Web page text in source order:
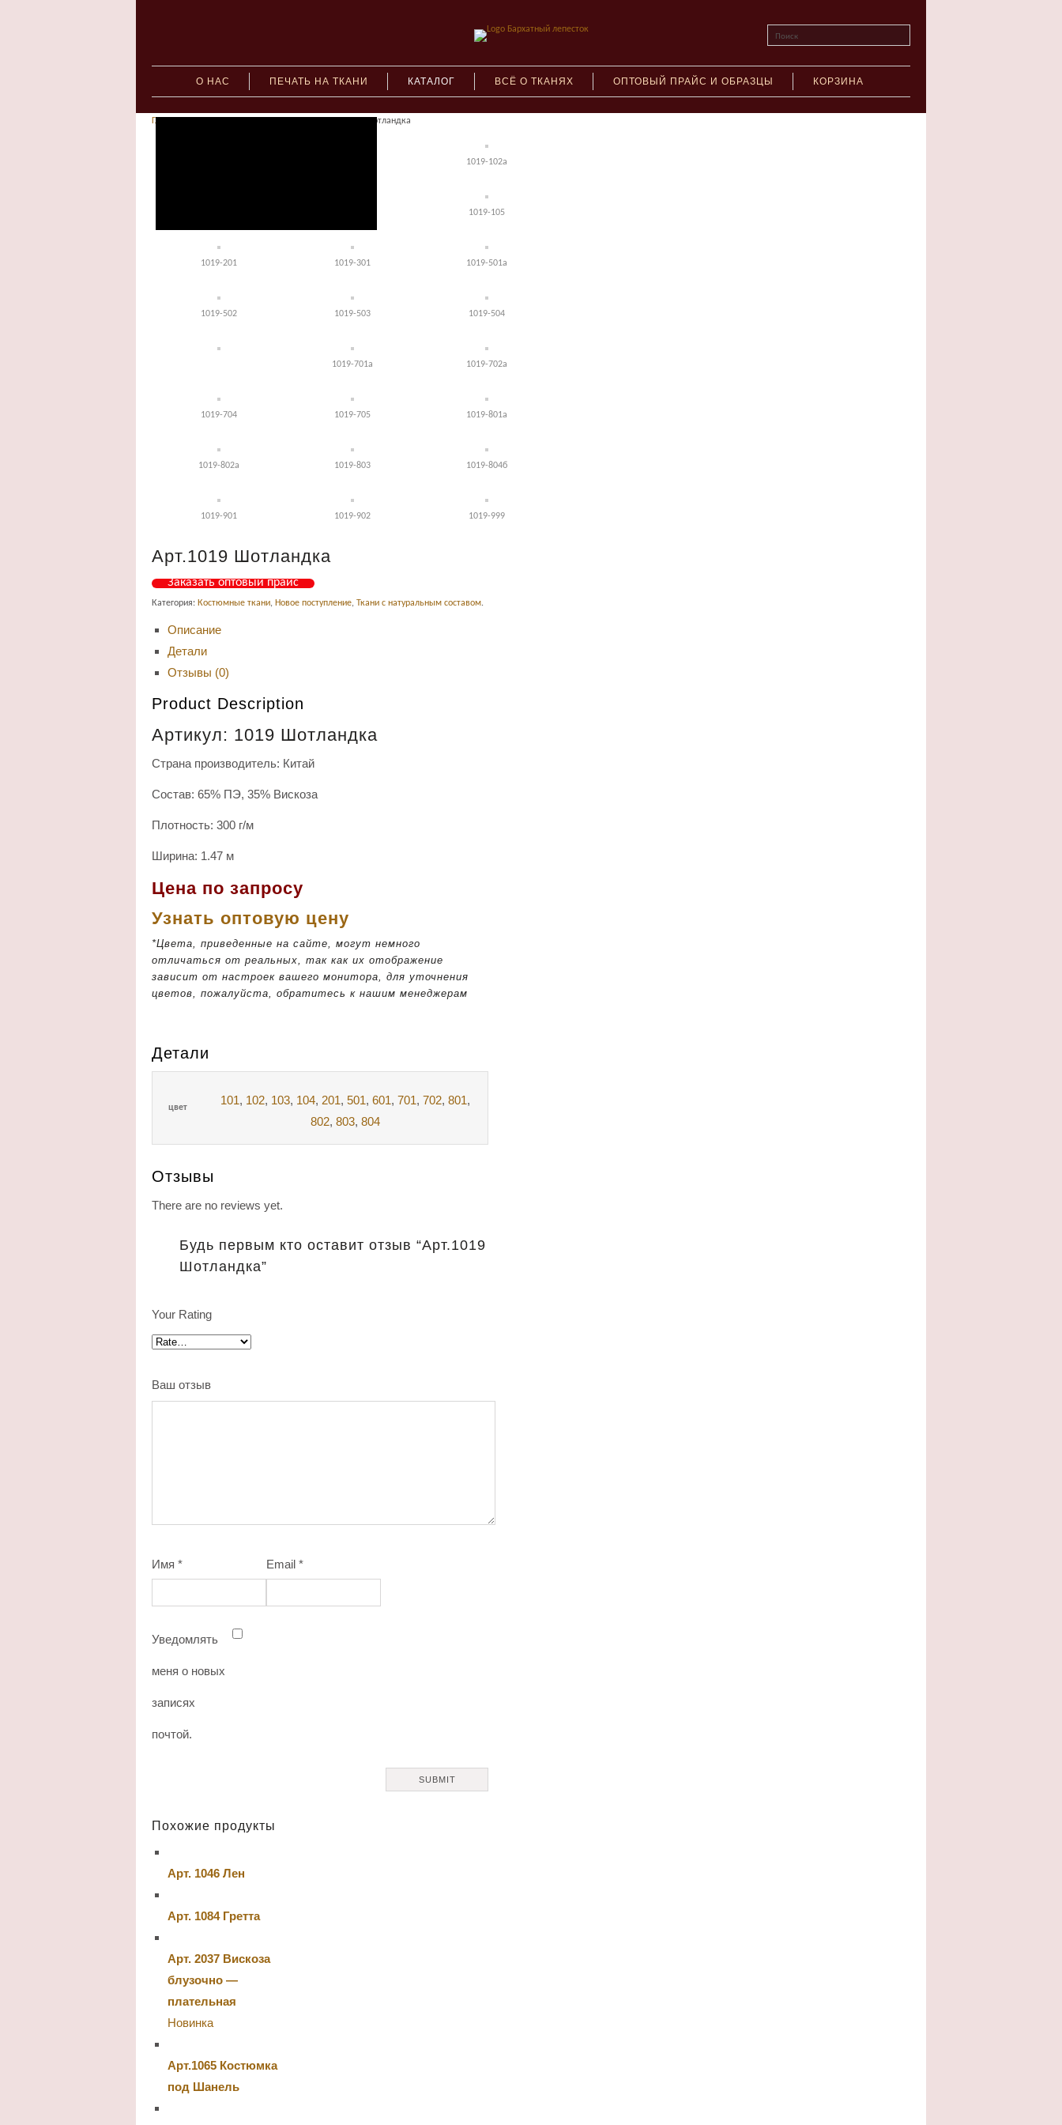
Поиск
О НАС ПЕЧАТЬ НА ТКАНИ КАТАЛОГ ВСЁ О ТКАНЯХ ОПТОВЫЙ ПРАЙС И ОБРАЗЦЫ КОРЗИНА
Главная » Арт.1019 Шотландка
1019-102а
1019-105
1019-201 1019-301 1019-501а
1019-502 1019-503 1019-504
1019-701а 1019-702а
1019-704 1019-705 1019-801а
1019-802а 1019-803 1019-804б
1019-901 1019-902 1019-999
Арт.1019 Шотландка
Заказать оптовый прайс
Категория: Костюмные ткани, Новое поступление, Ткани с натуральным составом.
Описание
Детали
Отзывы (0)
Product Description
Артикул: 1019 Шотландка
Страна производитель: Китай
Состав: 65% ПЭ, 35% Вискоза
Плотность: 300 г/м
Ширина: 1.47 м
Цена по запросу
Узнать оптовую цену
*Цвета, приведенные на сайте, могут немного
отличаться от реальных, так как их отображение
зависит от настроек вашего монитора, для уточнения
цветов, пожалуйста, обратитесь к нашим менеджерам
Детали
цвет
101, 102, 103, 104, 201, 501, 601, 701, 702, 801,
802, 803, 804
Отзывы
There are no reviews yet.
Будь первым кто оставит отзыв “Арт.1019
Шотландка”
Your Rating
Ваш отзыв
Имя * Email *
Уведомлять
меня о новых
записях
почтой.
Похожие продукты
Арт. 1046 Лен
Арт. 1084 Гретта
Арт. 2037 Вискоза
блузочно —
плательная
Новинка
Арт.1065 Костюмка
под Шанель